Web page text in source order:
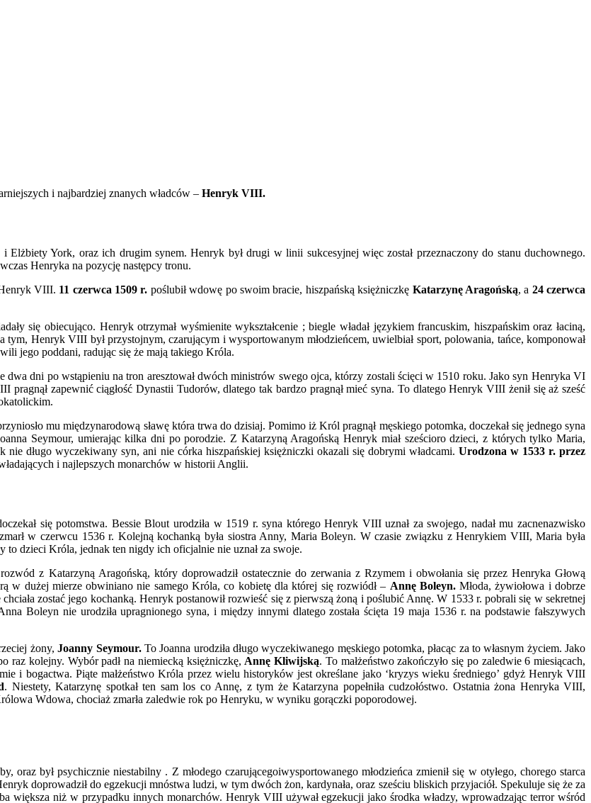
i najbardziej znanych władców – Henryk VIII.
York, oraz ich drugim synem. Henryk był drugi w linii sukcesyjnej więc został przeznaczony do stanu duchownego.
Henryka na pozycję następcy tronu.
VIII. 11 czerwca 1509 r. poślubił wdowę po swoim bracie, hiszpańską księżniczkę Katarzynę Aragońską, a 24 czerwca
się obiecująco. Henryk otrzymał wyśmienite wykształcenie ; biegle władał językiem francuskim, hiszpańskim oraz łaciną,
Henryk VIII był przystojnym, czarującym i wysportowanym młodzieńcem, uwielbiał sport, polowania, tańce, komponował
jego poddani, radując się że mają takiego Króla.
dni po wstąpieniu na tron aresztował dwóch ministrów swego ojca, którzy zostali ścięci w 1510 roku. Jako syn Henryka VI
pragnął zapewnić ciągłość Dynastii Tudorów, dlatego tak bardzo pragnął mieć syna. To dlatego Henryk VIII żenił się aż sześć
mu międzynarodową sławę która trwa do dzisiaj. Pomimo iż Król pragnął męskiego potomka, doczekał się jednego syna
Seymour, umierając kilka dni po porodzie. Z Katarzyną Aragońską Henryk miał sześcioro dzieci, z których tylko Maria,
długo wyczekiwany syn, ani nie córka hiszpańskiej księżniczki okazali się dobrymi władcami. Urodzona w 1533 r. przez
i najlepszych monarchów w historii Anglii.
się potomstwa. Bessie Blout urodziła w 1519 r. syna którego Henryk VIII uznał za swojego, nadał mu zacnenazwisko
w czerwcu 1536 r. Kolejną kochanką była siostra Anny, Maria Boleyn. W czasie związku z Henrykiem VIII, Maria była
dzieci Króla, jednak ten nigdy ich oficjalnie nie uznał za swoje.
z Katarzyną Aragońską, który doprowadził ostatecznie do zerwania z Rzymem i obwołania się przez Henryka Głową
w dużej mierze obwiniano nie samego Króla, co kobietę dla której się rozwiódł – Annę Boleyn.Młoda, żywiołowa i dobrze
zostać jego kochanką. Henryk postanowił rozwieść się z pierwszą żoną i poślubić Annę. W 1533 r. pobrali się w sekretnej
Boleyn nie urodziła upragnionego syna, i między innymi dlatego została ścięta 19 maja 1536 r. na podstawie fałszywych
żony,Joanny Seymour.To Joanna urodziła długo wyczekiwanego męskiego potomka, płacąc za to własnym życiem. Jako
raz kolejny. Wybór padł na niemiecką księżniczkę, Annę Kliwijską. To małżeństwo zakończyło się po zaledwie 6 miesiącach,
i bogactwa. Piąte małżeństwo Króla przez wielu historyków jest określane jako ‘kryzys wieku średniego’ gdyż Henryk VIII
. Niestety, Katarzynę spotkał ten sam los co Annę, z tym że Katarzyna popełniła cudzołóstwo. Ostatnia żona Henryka VIII,
Wdowa, chociaż zmarła zaledwie rok po Henryku, w wyniku gorączki poporodowej.
był psychicznie niestabilny . Z młodego czarującegoiwysportowanego młodzieńca zmienił się w otyłego, chorego starca
doprowadził do egzekucji mnóstwa ludzi, w tym dwóch żon, kardynała, oraz sześciu bliskich przyjaciół. Spekuluje się że za
większa niż w przypadku innych monarchów. Henryk VIII używał egzekucji jako środka władzy, wprowadzając terror wśród